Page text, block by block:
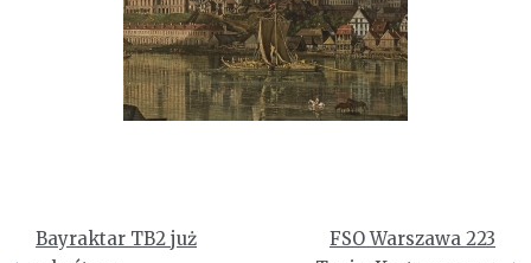
Nawigacja
Bayraktar TB2 już
FSO Warszawa 223